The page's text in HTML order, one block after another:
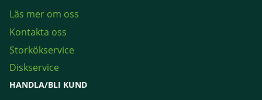
Läs mer om oss
Kontakta oss
Storkökservice
Diskservice
HANDLA/BLI KUND